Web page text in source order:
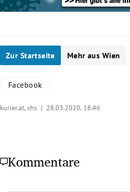
Zur Startseite Mehr aus Wien
Facebook
kurier.at, chs | 28.03.2020, 18:46
Kommentare